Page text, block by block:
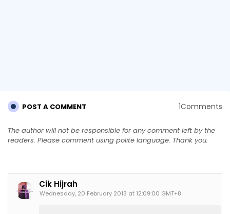
POST A COMMENT 1Comments
The author will not be responsible for any comment left by the
readers. Please comment using polite language. Thank you.
Cik Hijrah
Wednesday, 20 February 2013 at 12:09:00 GMT+8